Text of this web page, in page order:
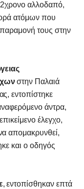
αλλοδαπό,
ατόμων που
τους στην
στην Παλαιά
εντοπίστηκε
άντρα,
έλεγχο,
απομακρυνθεί,
και ο οδηγός
, εντοπίσθηκαν επτά